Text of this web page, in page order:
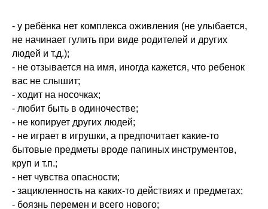
- у ребёнка нет комплекса оживления (не улыбается,
не начинает гулить при виде родителей и других
людей и т.д.);
- не отзывается на имя, иногда кажется, что ребенок
вас не слышит;
- ходит на носочках;
- любит быть в одиночестве;
- не копирует других людей;
- не играет в игрушки, а предпочитает какие-то
бытовые предметы вроде папиных инструментов,
круп и т.п.;
- нет чувства опасности;
- зацикленность на каких-то действиях и предметах;
- боязнь перемен и всего нового;